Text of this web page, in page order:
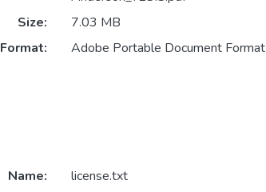
Size:
7.03 MB
Format:
Adobe Portable Document Format
Name:
license.txt